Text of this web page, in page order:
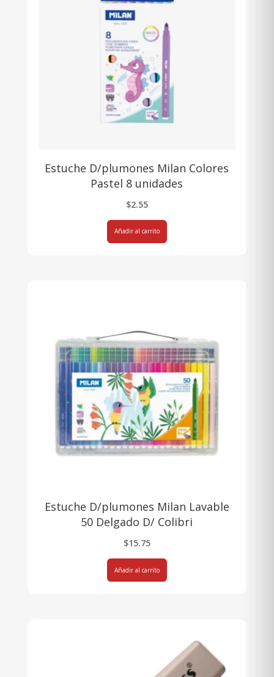
Estuche D/plumones Milan Colores
Pastel 8 unidades
$2.55
Añadir al carrito
Estuche D/plumones Milan Lavable
50 Delgado D/ Colibri
$15.75
Añadir al carrito